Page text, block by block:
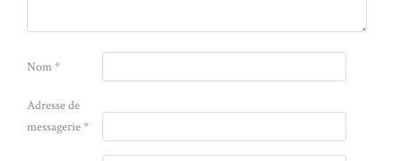
Nom*
Adresse de
messagerie*